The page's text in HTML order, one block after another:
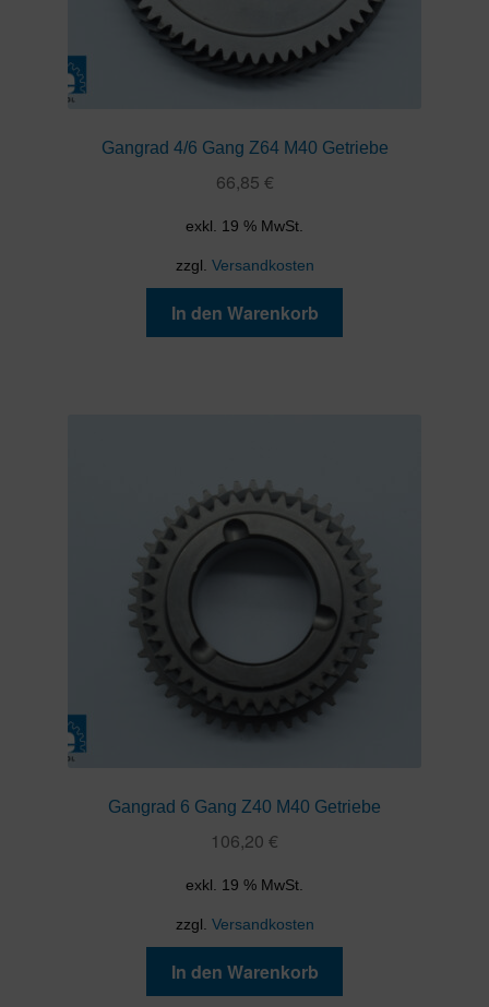
Gangrad 4/6 Gang Z64 M40 Getriebe
66,85 €
exkl. 19 % MwSt.
zzgl. Versandkosten
In den Warenkorb
Gangrad 6 Gang Z40 M40 Getriebe
106,20 €
exkl. 19 % MwSt.
zzgl. Versandkosten
In den Warenkorb